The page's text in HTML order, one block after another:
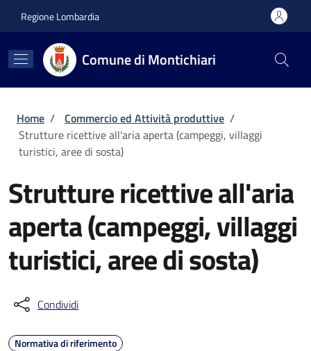
Regione Lombardia
Comune di Montichiari
Briciole di pane
Home / Commercio ed Attività produttive /
Strutture ricettive all'aria aperta (campeggi, villaggi
turistici, aree di sosta)
Strutture ricettive all'aria
aperta (campeggi, villaggi
turistici, aree di sosta)
Condividi
Normativa di riferimento